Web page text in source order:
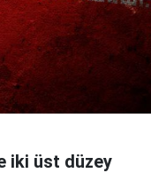
iki üst düzey